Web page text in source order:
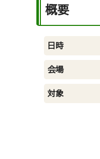
概要
日時
会場
対象